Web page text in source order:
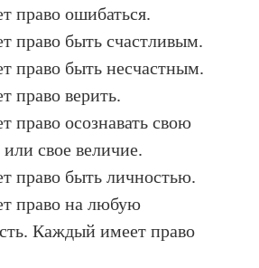
право ошибаться.
право быть счастливым.
право быть несчастным.
право верить.
право осознавать свою
свое величие.
право быть личностью.
право на любую
Каждый имеет право